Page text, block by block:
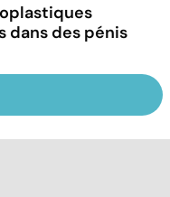
dans des pénis